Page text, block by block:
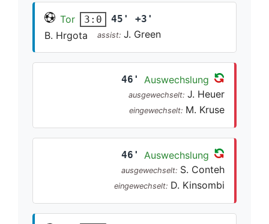
Tor 3:0 45' +3'
B. Hrgota assist: J. Green
46' Auswechslung
ausgewechselt: J. Heuer
eingewechselt: M. Kruse
46' Auswechslung
ausgewechselt: S. Conteh
eingewechselt: D. Kinsombi